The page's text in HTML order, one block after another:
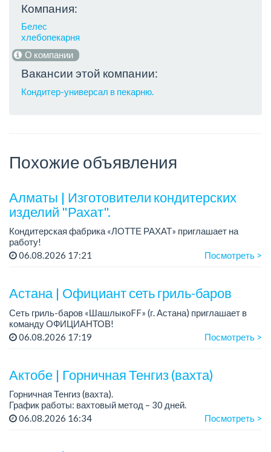
Компания:
Белес
хлебопекарня
О компании
Вакансии этой компании:
Кондитер-универсал в пекарню.
Похожие объявления
Алматы | Изготовители кондитерских
изделий "Рахат".
Кондитерская фабрика «ЛОТТЕ РАХАТ» приглашает на
работу!
График работы: сменный.
06.08.2026 17:21 Посмотреть >
Астана | Официант сеть гриль-баров
Сеть гриль-баров «ШашлыкоFF» (г. Астана) приглашает в
команду ОФИЦИАНТОВ!
Зарплата: от 4...
06.08.2026 17:19 Посмотреть >
Актобе | Горничная Тенгиз (вахта)
Горничная Тенгиз (вахта).
График работы: вахтовый метод – 30 дней.
Требования: опыт работы по должности обязателен!
06.08.2026 16:34 Посмотреть >